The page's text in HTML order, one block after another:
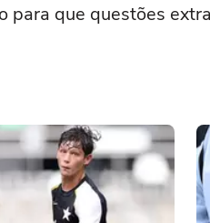
para que questões